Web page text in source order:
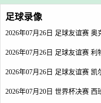
足球录像
2026年07月26日 足球友谊赛 奥
2026年07月26日 足球友谊赛 利
2026年07月26日 足球友谊赛 凯
2026年07月20日 世界杯决赛 西